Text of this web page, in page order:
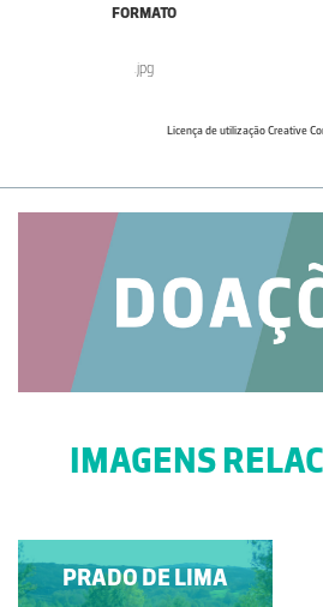
FORMATO
.jpg
Licença de utilização Creative
IMAGENS
LAMEIRO
PRADO DE LIMA